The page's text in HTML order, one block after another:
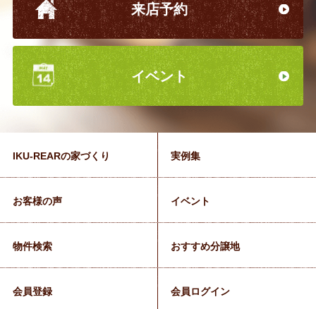
来店予約
イベント
IKU-REARの家づくり 実例集
お客様の声 イベント
物件検索 おすすめ分譲地
会員登録 会員ログイン